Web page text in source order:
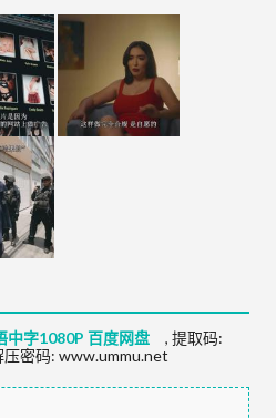
中字1080P 百度网盘 , 提取码:
压密码: www.ummu.net